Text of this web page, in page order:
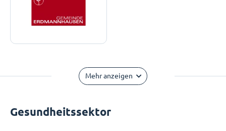
Mehr anzeigen
Gesundheitssektor